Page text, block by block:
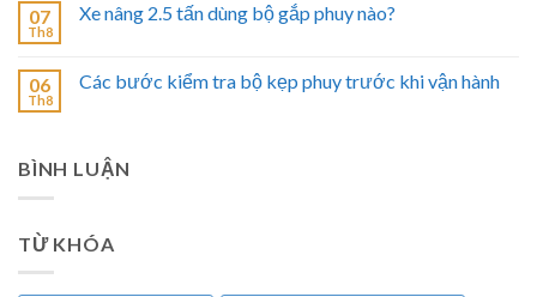
07
Th8
Xe nâng 2.5 tấn dùng bộ gắp phuy nào?
06
Th8
Các bước kiểm tra bộ kẹp phuy trước khi vận hành
BÌNH LUẬN
TỪ KHÓA